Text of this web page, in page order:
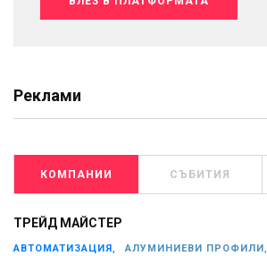
Реклами
КОМПАНИИ СЪБИТИЯ
ТРЕЙД МАЙСТЕР
АВТОМАТИЗАЦИЯ,
АЛУМИНИЕВИ ПРОФИЛИ,